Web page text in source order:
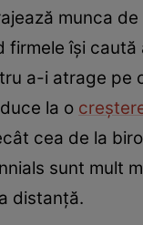
munca
firmele îşi
a-i atrage pe
la o
cea de la
sunt mult
distanţă.